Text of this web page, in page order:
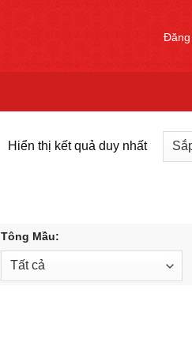
Hiển thị kết quả duy nhất
Tông Mầu: